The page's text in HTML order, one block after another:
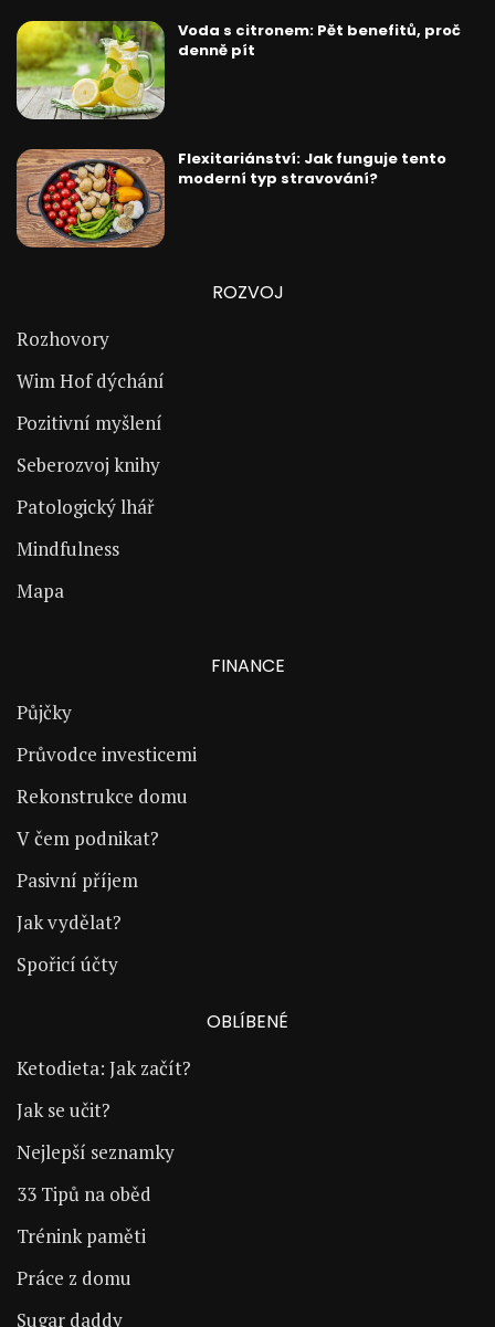
Voda s citronem: Pět benefitů, proč
denně pít
Flexitariánství: Jak funguje tento
moderní typ stravování?
ROZVOJ
Rozhovory
Wim Hof dýchání
Pozitivní myšlení
Seberozvoj knihy
Patologický lhář
Mindfulness
Mapa
FINANCE
Půjčky
Průvodce investicemi
Rekonstrukce domu
V čem podnikat?
Pasivní příjem
Jak vydělat?
Spořicí účty
OBLÍBENÉ
Ketodieta: Jak začít?
Jak se učit?
Nejlepší seznamky
33 Tipů na oběd
Trénink paměti
Práce z domu
Sugar daddy